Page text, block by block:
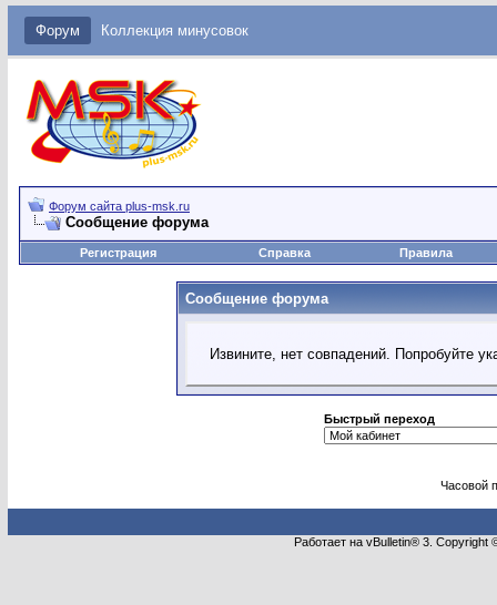
Форум Коллекция минусовок
Форум сайта plus-msk.ru
Сообщение форума
Регистрация Справка Правила
Сообщение форума
Извините, нет совпадений. Попробуйте
Быстрый переход
Часовой
Работает на vBulletin® 3.